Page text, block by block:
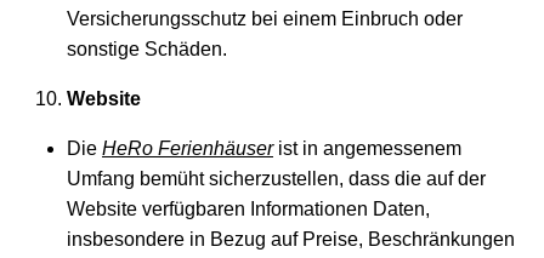
Versicherungsschutz bei einem Einbruch oder
sonstige Schäden.
Website
Die HeRo Ferienhäuserist in angemessenem
Umfang bemüht sicherzustellen, dass die auf der
Website verfügbaren Informationen Daten,
insbesondere in Bezug auf Preise, Beschränkungen